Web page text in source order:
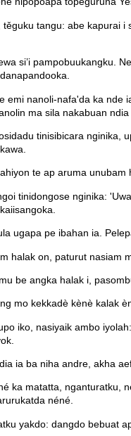
tangu: abe kapurai
si’i
emi nanoli-nafa'da ka
ma sila nakabuan ndia
tinisibicara nginika,
te ap aruma
tinidongose nginika:
ugapa pe ibahan ia.
halak on, paturut nasiam
be angka halak i,
mo kekkadè kènè kalak
iko, nasiyaik ambo
ia ba niha andre, akha
ka matatta, nganturatku,
néné.
yakdo: dangdo bebuat